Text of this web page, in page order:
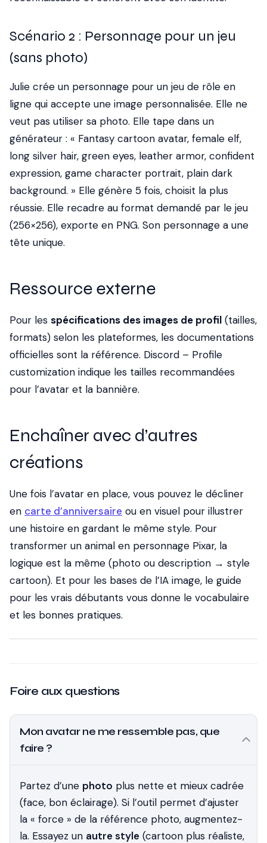
Scénario 2 : Personnage pour un jeu
(sans photo)
Julie crée un personnage pour un jeu de rôle en
ligne qui accepte une image personnalisée. Elle ne
veut pas utiliser sa photo. Elle tape dans un
générateur : « Fantasy cartoon avatar, female elf,
long silver hair, green eyes, leather armor, confident
expression, game character portrait, plain dark
background. » Elle génère 5 fois, choisit la plus
réussie. Elle recadre au format demandé par le jeu
(256×256), exporte en PNG. Son personnage a une
tête unique.
Ressource externe
Pour les spécifications des images de profil (tailles,
formats) selon les plateformes, les documentations
officielles sont la référence. Discord – Profile
customization indique les tailles recommandées
pour l’avatar et la bannière.
Enchaîner avec d’autres
créations
Une fois l’avatar en place, vous pouvez le décliner
en carte d’anniversaire ou en visuel pour illustrer
une histoire en gardant le même style. Pour
transformer un animal en personnage Pixar, la
logique est la même (photo ou description → style
cartoon). Et pour les bases de l’IA image, le guide
pour les vrais débutants vous donne le vocabulaire
et les bonnes pratiques.
Foire aux questions
Mon avatar ne me ressemble pas, que
faire ?
Partez d’une photo plus nette et mieux cadrée
(face, bon éclairage). Si l’outil permet d’ajuster
la « force » de la référence photo, augmentez-
la. Essayez un autre style (cartoon plus réaliste,